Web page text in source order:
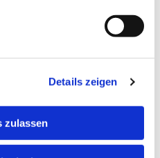
Details zeigen
zulassen